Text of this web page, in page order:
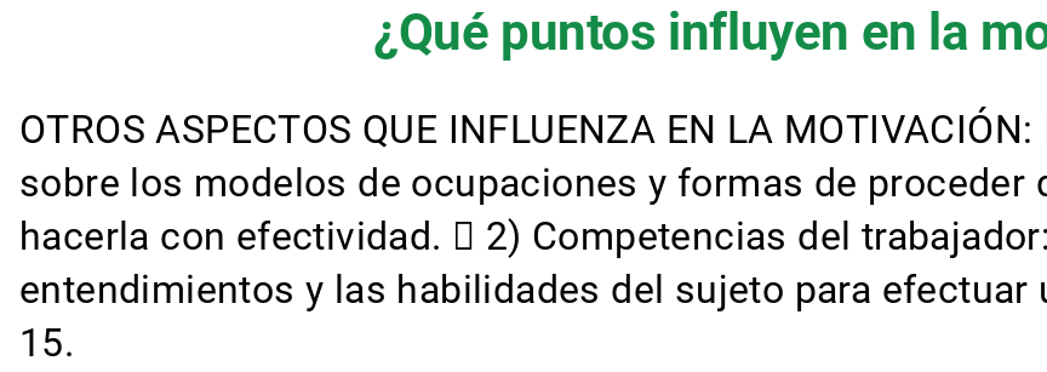
¿Qué puntos influyen en la
OTROS ASPECTOS QUE INFLUENZA EN LA
sobre los modelos de ocupaciones y formas de proceder
hacerla con efectividad.  2) Competencias del
entendimientos y las habilidades del sujeto para
15.